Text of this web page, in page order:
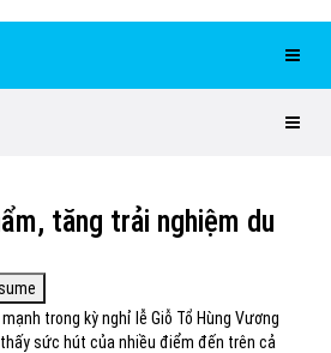
tăng trải nghiệm du
trong kỳ nghỉ lễ Giỗ Tổ Hùng Vương
sức hút của nhiều điểm đến trên cả